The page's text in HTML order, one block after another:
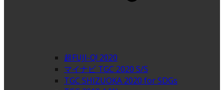
超FUJI-Q! 2020
マイナビ TGC 2020 S/S
TGC SHIZUOKA 2020 for SDGs